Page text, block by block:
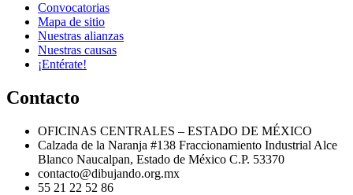
Convocatorias
Mapa de sitio
Nuestras alianzas
Nuestras causas
¡Entérate!
Contacto
OFICINAS CENTRALES – ESTADO DE MÉXICO
Calzada de la Naranja #138 Fraccionamiento Industrial Alce
Blanco Naucalpan, Estado de México C.P. 53370
contacto@dibujando.org.mx
55 21 22 52 86